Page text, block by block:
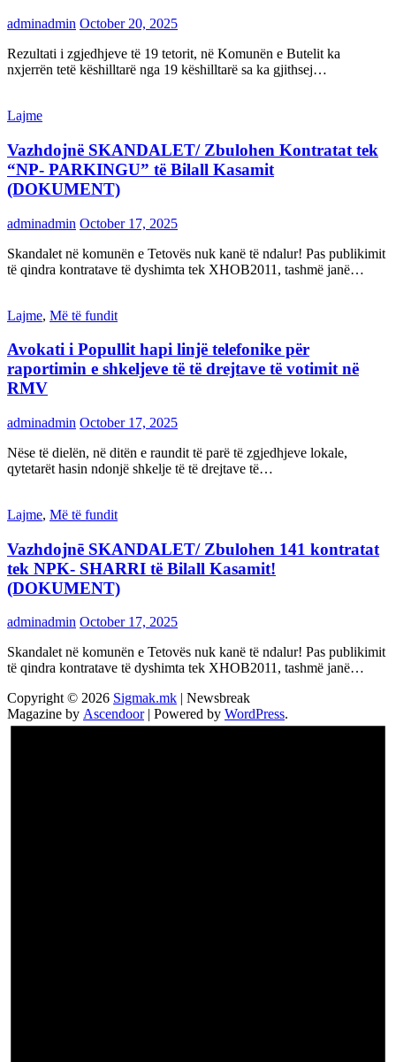
adminadmin October 20, 2025
Rezultati i zgjedhjeve të 19 tetorit, në Komunën e Butelit ka
nxjerrën tetë këshilltarë nga 19 këshilltarë sa ka gjithsej…
Lajme
Vazhdojnë SKANDALET/ Zbulohen Kontratat tek
“NP- PARKINGU” të Bilall Kasamit
(DOKUMENT)
adminadmin October 17, 2025
Skandalet në komunën e Tetovës nuk kanë të ndalur! Pas publikimit
të qindra kontratave të dyshimta tek XHOB2011, tashmë janë…
Lajme, Më të fundit
Avokati i Popullit hapi linjë telefonike për
raportimin e shkeljeve të të drejtave të votimit në
RMV
adminadmin October 17, 2025
Nëse të dielën, në ditën e raundit të parë të zgjedhjeve lokale,
qytetarët hasin ndonjë shkelje të të drejtave të…
Lajme, Më të fundit
Vazhdojnē SKANDALET/ Zbulohen 141 kontratat
tek NPK- SHARRI të Bilall Kasamit!
(DOKUMENT)
adminadmin October 17, 2025
Skandalet në komunën e Tetovës nuk kanë të ndalur! Pas publikimit
të qindra kontratave të dyshimta tek XHOB2011, tashmë janë…
Copyright © 2026 Sigmak.mk | Newsbreak
Magazine by Ascendoor| Powered by WordPress.